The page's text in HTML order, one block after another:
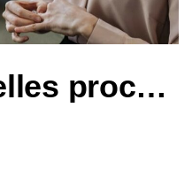
Divorce : quelles procédures et pour quelles situations ?